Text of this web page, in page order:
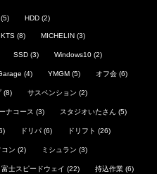
(5) HDD (2)
KTS (8) MICHELIN (3)
SSD (3) Windows10 (2)
(4) YMGM (5) オフ会 (6)
(8) サスペンション (2)
ナコース (3) スタジオいたさん (5)
ドリパ (6) ドリフト (26)
コン (2) ミシュラン (3)
富士スピードウェイ (22) 持込作業 (6)